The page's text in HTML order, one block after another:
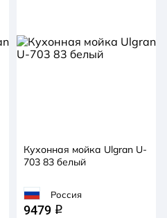
Кухонная мойка Ulgran U-
703 83 белый
Россия
9479 q